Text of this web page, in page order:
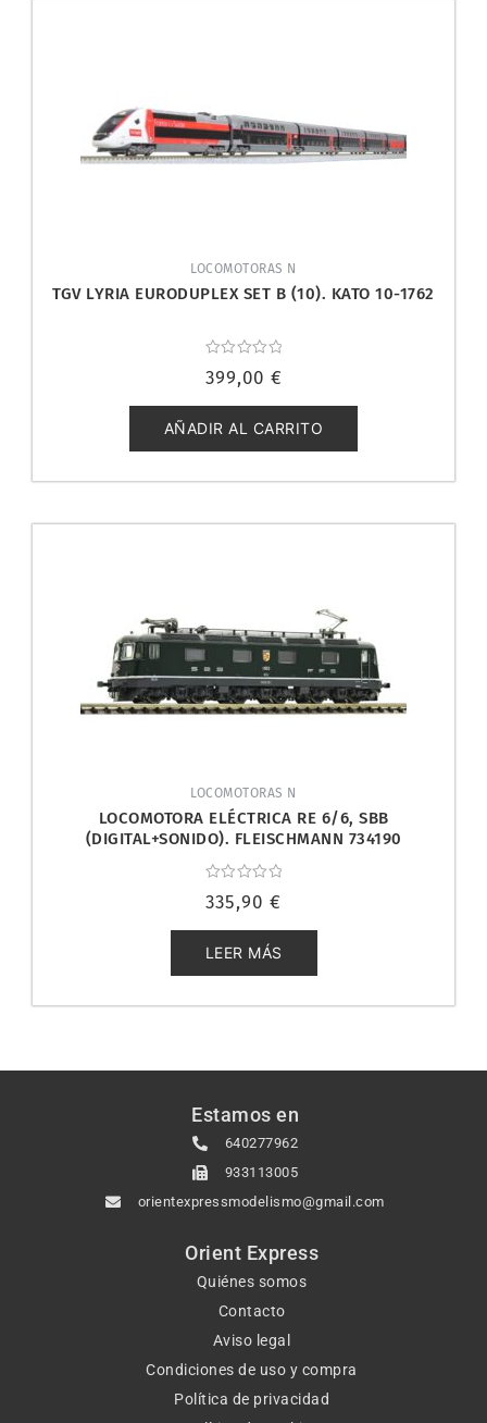
LOCOMOTORAS N
TGV LYRIA EURODUPLEX SET B (10). KATO 10-1762
con
de
5
399,00 €
AÑADIR AL CARRITO
LOCOMOTORAS N
LOCOMOTORA ELÉCTRICA RE 6/6, SBB
(DIGITAL+SONIDO). FLEISCHMANN 734190
con
de
5
335,90 €
LEER MÁS
Estamos en
640277962
933113005
orientexpressmodelismo@gmail.com
Orient Express
Quiénes somos
Contacto
Aviso legal
Condiciones de uso y compra
Política de privacidad